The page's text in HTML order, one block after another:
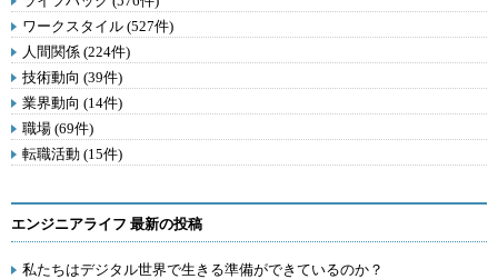
ワークスタイル (527件)
人間関係 (224件)
技術動向 (39件)
業界動向 (14件)
職場 (69件)
転職活動 (15件)
エンジニアライフ 最新の投稿
私たちはデジタル世界で生きる準備ができているのか？